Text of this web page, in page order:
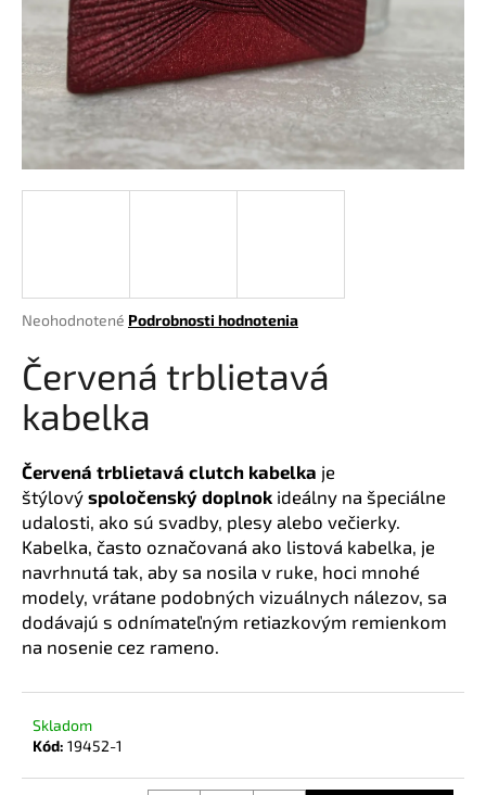
Priemerné
produktu
je
0,0
z
hviezdičiek.
Neohodnotené Podrobnosti hodnotenia
Červená trblietavá
kabelka
Červená trblietavá clutch kabelka je
štýlový spoločenský doplnok ideálny na špeciálne
udalosti, ako sú svadby, plesy alebo večierky.
Kabelka, často označovaná ako listová kabelka, je
navrhnutá tak, aby sa nosila v ruke, hoci mnohé
modely, vrátane podobných vizuálnych nálezov, sa
dodávajú s odnímateľným retiazkovým remienkom
na nosenie cez rameno.
Skladom
Kód: 19452-1
j
s
ť
?
d
p
o
ú
č
a
m
e